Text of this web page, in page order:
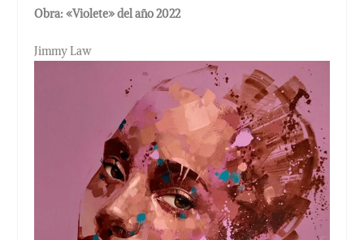
Obra: «Violete» del año 2022
Jimmy Law